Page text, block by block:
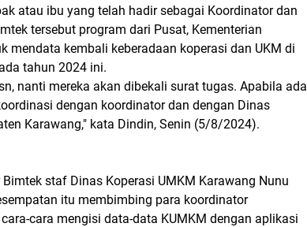
atau ibu yang telah hadir sebagai Koordinator dan
tersebut program dari Pusat, Kementerian
mendata kembali keberadaan koperasi dan UKM di
tahun 2024 ini.
nanti mereka akan dibekali surat tugas. Apabila ada
dengan koordinator dan dengan Dinas
Karawang," kata Dindin, Senin (5/8/2024).
staf Dinas Koperasi UMKM Karawang Nunu
itu membimbing para koordinator
cara mengisi data-data KUMKM dengan aplikasi